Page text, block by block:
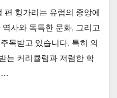
편 헝가리는 유럽의 중앙에
사와 독특한 문화, 그리고
목받고 있습니다. 특히 의
는 커리큘럼과 저렴한 학
…